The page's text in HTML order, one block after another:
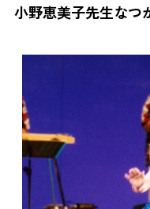
小野恵美子先生なつ